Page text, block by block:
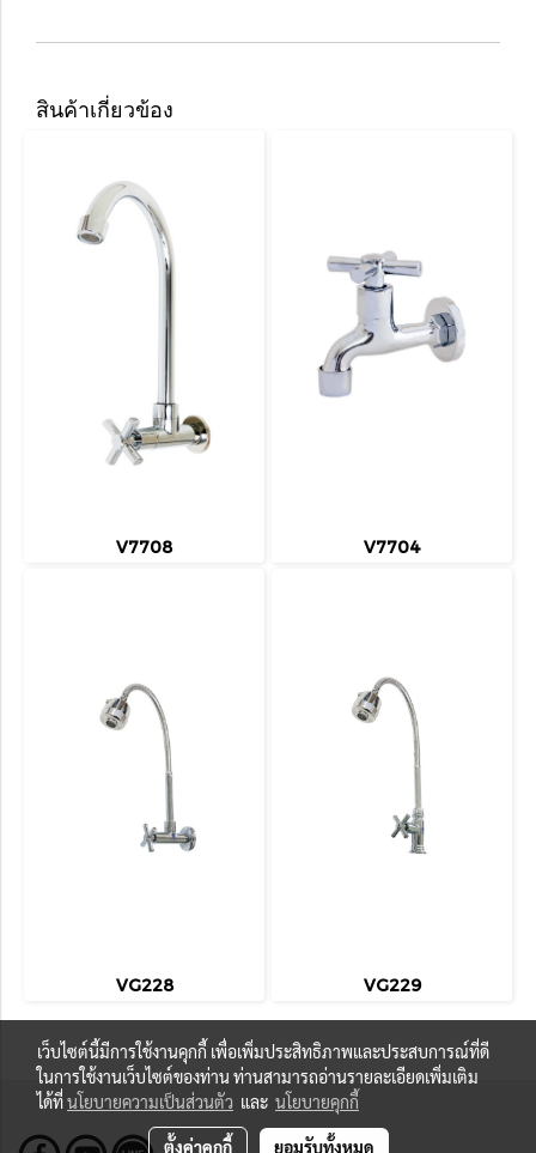
สินค้าเกี่ยวข้อง
V7708 V7704
VG228 VG229
เว็บไซต์นี้มีการใช้งานคุกกี้ เพื่อเพิ่มประสิทธิภาพและประสบการณ์ที่ดี
ในการใช้งานเว็บไซต์ของท่าน ท่านสามารถอ่านรายละเอียดเพิ่มเติม
ได้ที่นโยบายความเป็นส่วนตัว และ นโยบายคุกกี้
ตั้งค่าคุกกี้ ยอมรับทั้งหมด